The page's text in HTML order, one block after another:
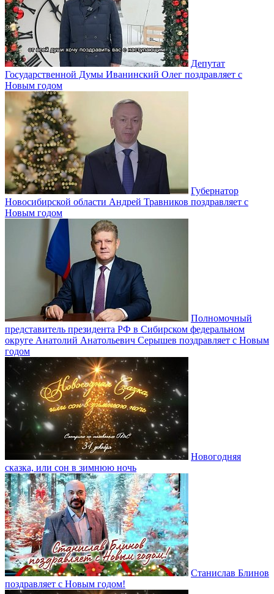
Депутат
Государственной Думы Иванинский Олег поздравляет с
Новым годом
Губернатор
Новосибирской области Андрей Травников поздравляет с
Новым годом
Полномочный
представитель президента РФ в Сибирском федеральном
округе Анатолий Анатольевич Серышев поздравляет с Новым
годом
Новогодняя
сказка, или сон в зимнюю ночь
Станислав Блинов
поздравляет с Новым годом!